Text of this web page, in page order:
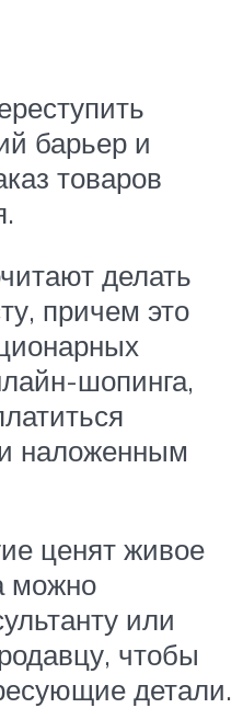
барьер и
товаров
делать
причем это
шопинга,
наложенным
ценят живое
можно
или
чтобы
детали.